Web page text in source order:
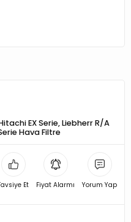
EX Serie, Liebherr R/A
Hava Filtre
Et Fiyat Alarmı Yorum Yap